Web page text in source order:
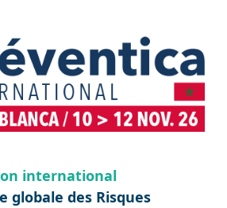
international
globale des Risques